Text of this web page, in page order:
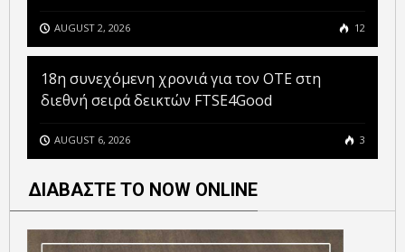
AUGUST 2, 2026 12
18η συνεχόμενη χρονιά για τον ΟΤΕ στη
διεθνή σειρά δεικτών FTSE4Good
AUGUST 6, 2026 3
ΔΙΑΒΑΣΤΕ ΤΟ NOW ONLINE